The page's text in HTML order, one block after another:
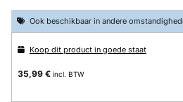
Ook beschikbaar in andere
Koop dit product in goede staat
35,99 € incl. BTW